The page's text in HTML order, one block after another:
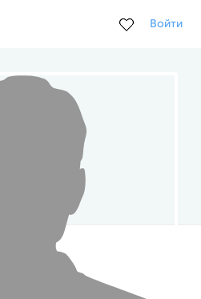
Войти